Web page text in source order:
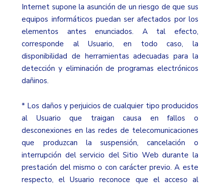
Internet supone la asunción de un riesgo de que sus
equipos informáticos puedan ser afectados por los
elementos antes enunciados. A tal efecto,
corresponde al Usuario, en todo caso, la
disponibilidad de herramientas adecuadas para la
detección y eliminación de programas electrónicos
dañinos.
* Los daños y perjuicios de cualquier tipo producidos
al Usuario que traigan causa en fallos o
desconexiones en las redes de telecomunicaciones
que produzcan la suspensión, cancelación o
interrupción del servicio del Sitio Web durante la
prestación del mismo o con carácter previo. A este
respecto, el Usuario reconoce que el acceso al